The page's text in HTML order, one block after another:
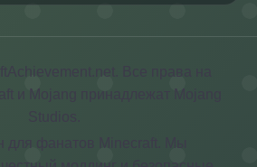
Все права на
и Mojang принадлежат Mojang
для фанатов Minecraft. Мы